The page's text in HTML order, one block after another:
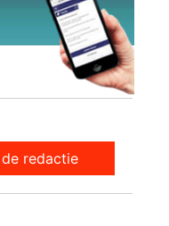
redactie